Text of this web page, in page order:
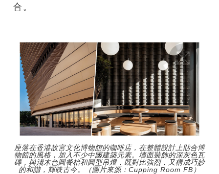
合。
座落在香港故宮文化博物館的咖啡店，在整體設計上貼合博
物館的風格，加入不少中國建築元素。墻面裝飾的深灰色瓦
磚，與淺木色圓餐枱和圓型吊燈，既對比強烈，又構成巧妙
的和諧，輝映古今。（圖片來源：Cupping Room FB）